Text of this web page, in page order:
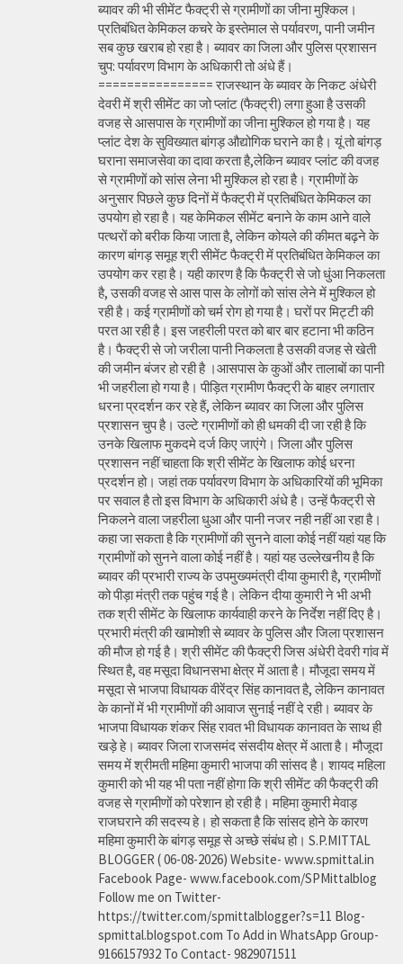
ब्यावर की भी सीमेंट फैक्ट्री से ग्रामीणों का जीना मुश्किल।
प्रतिबंधित केमिकल कचरे के इस्तेमाल से पर्यावरण, पानी जमीन
सब कुछ खराब हो रहा है। ब्यावर का जिला और पुलिस प्रशासन
चुप: पर्यावरण विभाग के अधिकारी तो अंधे हैं।
================ राजस्थान के ब्यावर के निकट अंधेरी
देवरी में श्री सीमेंट का जो प्लांट (फैक्ट्री) लगा हुआ है उसकी
वजह से आसपास के ग्रामीणों का जीना मुश्किल हो गया है। यह
प्लांट देश के सुविख्यात बांगड़ औद्योगिक घराने का है। यूं तो बांगड़
घराना समाजसेवा का दावा करता है,लेकिन ब्यावर प्लांट की वजह
से ग्रामीणों को सांस लेना भी मुश्किल हो रहा है। ग्रामीणों के
अनुसार पिछले कुछ दिनों में फैक्ट्री में प्रतिबंधित केमिकल का
उपयोग हो रहा है। यह केमिकल सीमेंट बनाने के काम आने वाले
पत्थरों को बरीक किया जाता है, लेकिन कोयले की कीमत बढ़ने के
कारण बांगड़ समूह श्री सीमेंट फैक्ट्री में प्रतिबंधित केमिकल का
उपयोग कर रहा है। यही कारण है कि फैक्ट्री से जो धुंआ निकलता
है, उसकी वजह से आस पास के लोगों को सांस लेने में मुश्किल हो
रही है। कई ग्रामीणों को चर्म रोग हो गया है। घरों पर मिट्टी की
परत आ रही है। इस जहरीली परत को बार बार हटाना भी कठिन
है। फैक्ट्री से जो जरीला पानी निकलता है उसकी वजह से खेती
की जमीन बंजर हो रही है ।आसपास के कुओं और तालाबों का पानी
भी जहरीला हो गया है। पीड़ित ग्रामीण फैक्ट्री के बाहर लगातार
धरना प्रदर्शन कर रहे हैं, लेकिन ब्यावर का जिला और पुलिस
प्रशासन चुप है। उल्टे ग्रामीणों को ही धमकी दी जा रही है कि
उनके खिलाफ मुकदमे दर्ज किए जाएंगे। जिला और पुलिस
प्रशासन नहीं चाहता कि श्री सीमेंट के खिलाफ कोई धरना
प्रदर्शन हो। जहां तक पर्यावरण विभाग के अधिकारियों की भूमिका
पर सवाल है तो इस विभाग के अधिकारी अंधे है। उन्हें फैक्ट्री से
निकलने वाला जहरीला धुआ और पानी नजर नही नहीं आ रहा है।
कहा जा सकता है कि ग्रामीणों की सुनने वाला कोई नहीं यहां यह कि
ग्रामीणों को सुनने वाला कोई नहीं है। यहां यह उल्लेखनीय है कि
ब्यावर की प्रभारी राज्य के उपमुख्यमंत्री दीया कुमारी है, ग्रामीणों
को पीड़ा मंत्री तक पहुंच गई है। लेकिन दीया कुमारी ने भी अभी
तक श्री सीमेंट के खिलाफ कार्यवाही करने के निर्देश नहीं दिए है।
प्रभारी मंत्री की खामोशी से ब्यावर के पुलिस और जिला प्रशासन
की मौज हो गई है। श्री सीमेंट की फैक्ट्री जिस अंधेरी देवरी गांव में
स्थित है, वह मसूदा विधानसभा क्षेत्र में आता है। मौजूदा समय में
मसूदा से भाजपा विधायक वीरेंद्र सिंह कानावत है, लेकिन कानावत
के कानों में भी ग्रामीणों की आवाज सुनाई नहीं दे रही। ब्यावर के
भाजपा विधायक शंकर सिंह रावत भी विधायक कानावत के साथ ही
खड़े हे। ब्यावर जिला राजसमंद संसदीय क्षेत्र में आता है। मौजूदा
समय में श्रीमती महिमा कुमारी भाजपा की सांसद है। शायद महिला
कुमारी को भी यह भी पता नहीं होगा कि श्री सीमेंट की फैक्ट्री की
वजह से ग्रामीणों को परेशान हो रही है। महिमा कुमारी मेवाड़
राजघराने की सदस्य हे। हो सकता है कि सांसद होने के कारण
महिमा कुमारी के बांगड़ समूह से अच्छे संबंध हो। S.P.MITTAL
BLOGGER ( 06-08-2026) Website- www.spmittal.in
Facebook Page- www.facebook.com/SPMittalblog
Follow me on Twitter-
https://twitter.com/spmittalblogger?s=11 Blog-
spmittal.blogspot.com To Add in WhatsApp Group-
9166157932 To Contact- 9829071511